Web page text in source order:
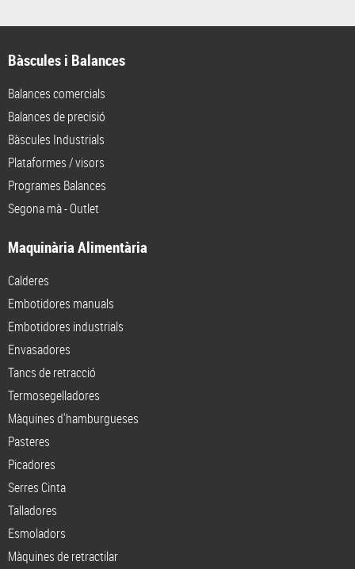
Bàscules i Balances
Balances comercials
Balances de precisió
Bàscules Industrials
Plataformes / visors
Programes Balances
Segona mà - Outlet
Maquinària Alimentària
Calderes
Embotidores manuals
Embotidores industrials
Envasadores
Tancs de retracció
Termosegelladores
Màquines d'hamburgueses
Pasteres
Picadores
Serres Cinta
Talladores
Esmoladors
Màquines de retractilar